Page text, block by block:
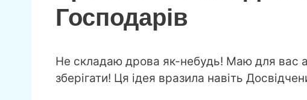
Господарів
Не складаю дрова як-небудь! Маю для вас
зберігати! Ця ідея вразила навіть